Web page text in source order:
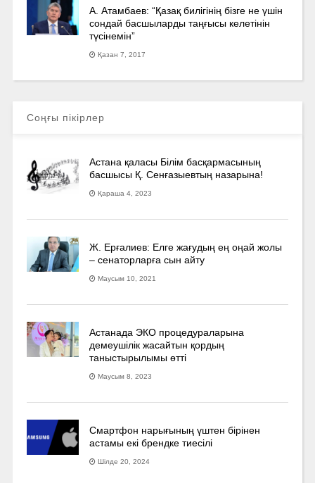
А. Атамбаев: “Қазақ билігінің бізге не үшін
сондай басшыларды таңғысы келетінін
түсінемін”
Қазан 7, 2017
Соңғы пікірлер
Астана қаласы Білім басқармасының
басшысы Қ. Сенғазыевтың назарына!
Қараша 4, 2023
Ж. Ерғалиев: Елге жағудың ең оңай жолы
– сенаторларға сын айту
Маусым 10, 2021
Астанада ЭКО процедураларына
демеушілік жасайтын қордың
таныстырылымы өтті
Маусым 8, 2023
Смартфон нарығының үштен бірінен
астамы екі брендке тиесілі
Шілде 20, 2024